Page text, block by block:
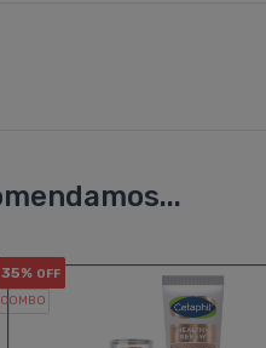
35% OFF
COMBO